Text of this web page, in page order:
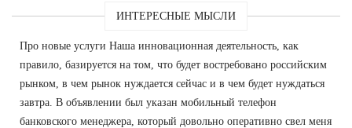
ИНТЕРЕСНЫЕ МЫСЛИ
Про новые услуги Наша инновационная деятельность, как
правило, базируется на том, что будет востребовано российским
рынком, в чем рынок нуждается сейчас и в чем будет нуждаться
завтра. В объявлении был указан мобильный телефон
банковского менеджера, который довольно оперативно свел меня